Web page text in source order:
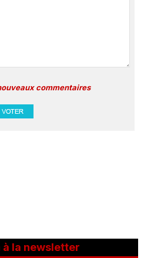
commentaires
la newsletter